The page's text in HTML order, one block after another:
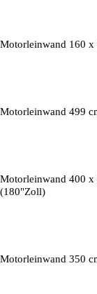
Motorleinwand 160
Motorleinwand 499
Motorleinwand 400 x
(180"Zoll)
Motorleinwand 350